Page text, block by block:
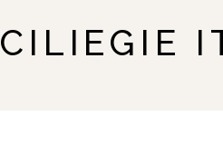
CILIEGIE